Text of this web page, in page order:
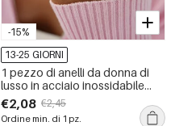
-15%
13-25 GIORNI
1 pezzo di anelli da donna di
lusso in acciaio inossidabile
con goccia d&#39;acqua,
impermeabili, color oro
€2,08 €2,45
Ordine min. di 1 pz.